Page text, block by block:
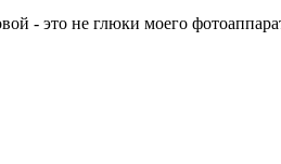
- это не глюки моего